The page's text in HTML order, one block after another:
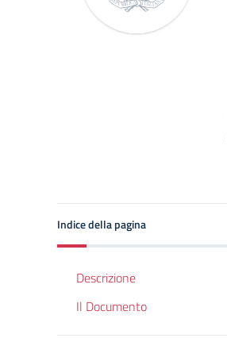
Indice della pagina
Descrizione
Il Documento